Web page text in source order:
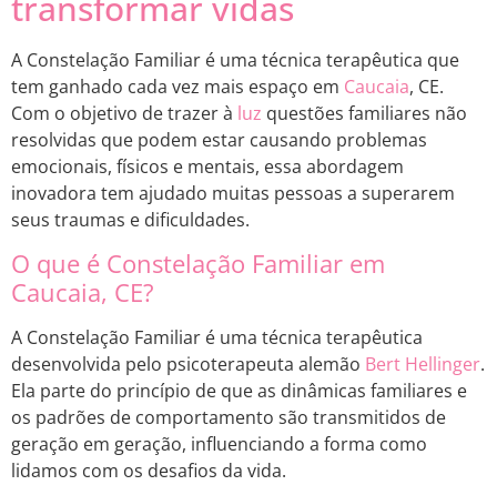
A Constelação Familiar é uma técnica terapêutica que
tem ganhado cada vez mais espaço em Caucaia, CE.
Com o objetivo de trazer à luz questões familiares não
resolvidas que podem estar causando problemas
emocionais, físicos e mentais, essa abordagem
inovadora tem ajudado muitas pessoas a superarem
seus traumas e dificuldades.
O que é Constelação Familiar em
Caucaia, CE?
A Constelação Familiar é uma técnica terapêutica
desenvolvida pelo psicoterapeuta alemão Bert Hellinger.
Ela parte do princípio de que as dinâmicas familiares e
os padrões de comportamento são transmitidos de
geração em geração, influenciando a forma como
lidamos com os desafios da vida.